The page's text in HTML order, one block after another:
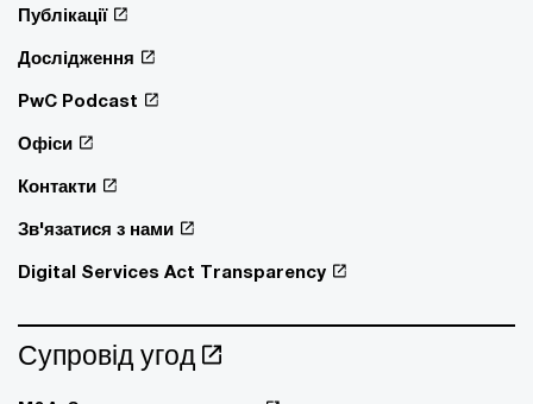
Публікації
Дослідження
PwC Podcast
Офіси
Контакти
Зв'язатися з нами
Digital Services Act Transparency
Супровід угод